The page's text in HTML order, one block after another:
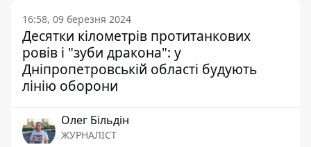
16:58, 09 березня 2024
Десятки кілометрів протитанкових
ровів і "зуби дракона": у
Дніпропетровській області будують
лінію оборони
Олег Більдін
ЖУРНАЛІСТ